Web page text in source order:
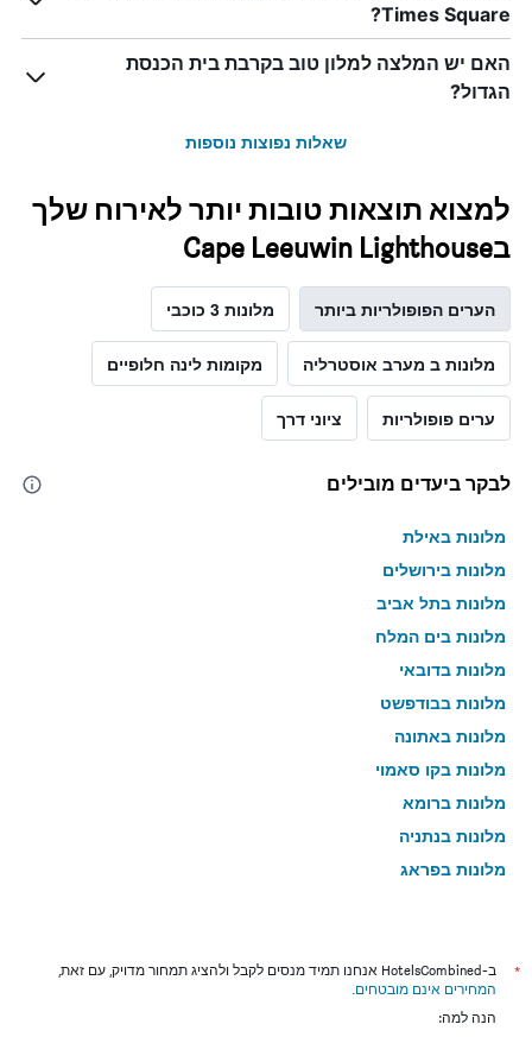
Times Square?
האם יש המלצה למלון טוב בקרבת בית הכנסת
הגדול?
שאלות נפוצות נוספות
למצוא תוצאות טובות יותר לאירוח שלך
בCape Leeuwin Lighthouse
הערים הפופולריות ביותר מלונות 3 כוכבי
מלונות ב מערב אוסטרליה מקומות לינה חלופיים
ערים פופולריות ציוני דרך
לבקר ביעדים מובילים
מלונות באילת
מלונות בירושלים
מלונות בתל אביב
מלונות בים המלח
מלונות בדובאי
מלונות בבודפשט
מלונות באתונה
מלונות בקו סאמוי
מלונות ברומא
מלונות בנתניה
מלונות בפראג
מלונות בניו יורק
מלונות בבנגקוק
*
ב-HotelsCombined אנחנו תמיד מנסים לקבל ולהציג תמחור מדויק, עם זאת,
המחירים אינם מובטחים.
הנה למה: